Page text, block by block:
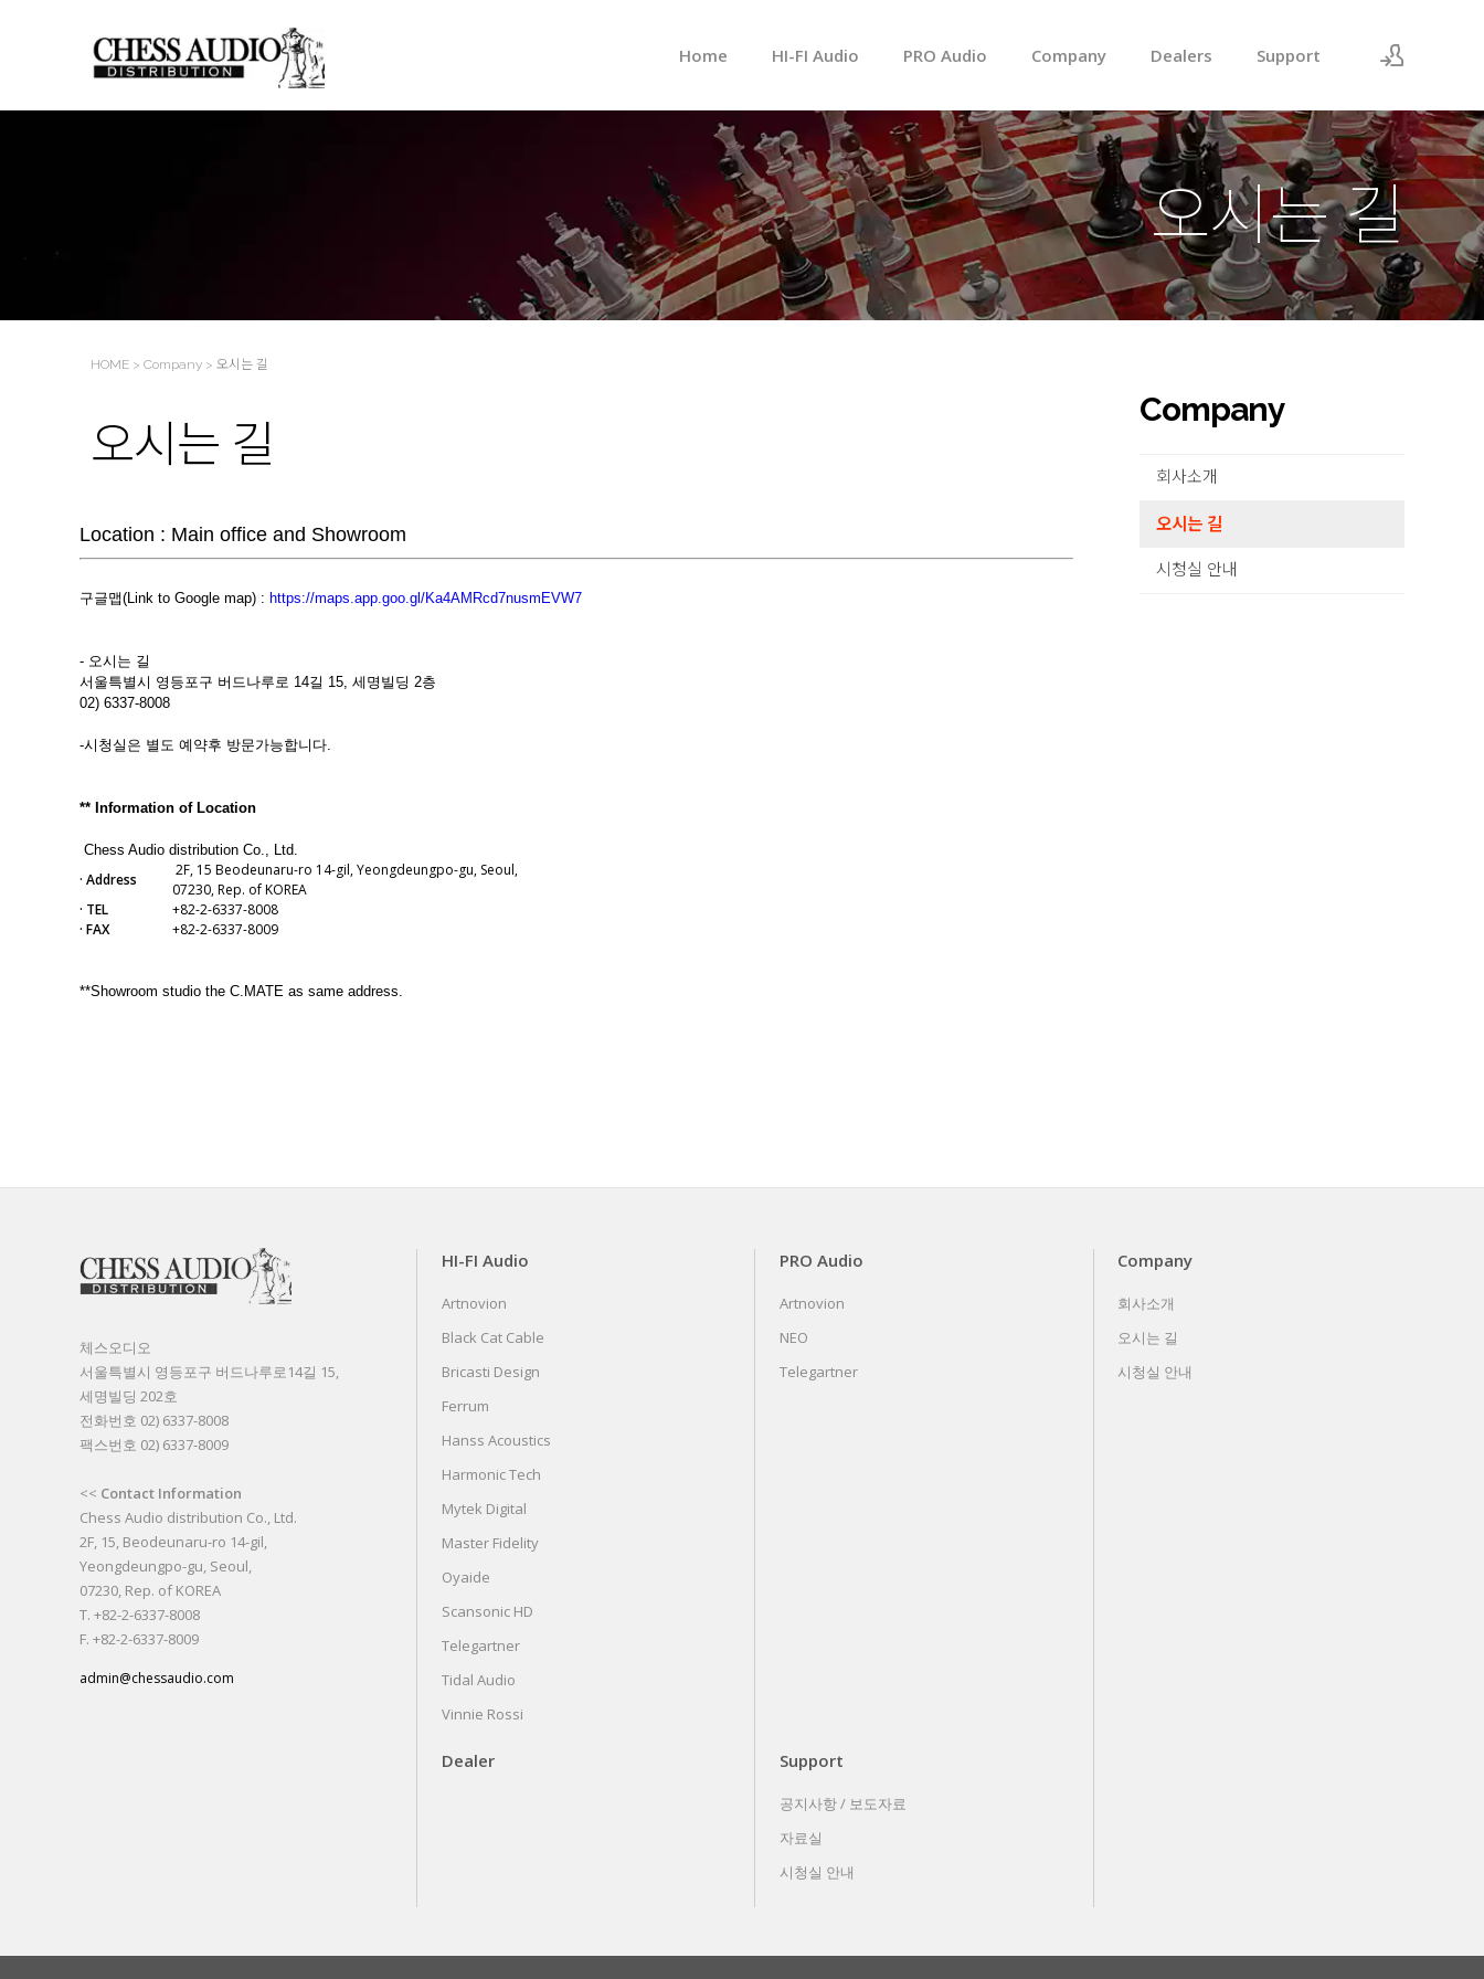
로그인
회원가입
Home HI-FI Audio PRO Audio Company Dealers Support
오시는 길
Company
회사소개
오시는 길
시청실 안내
HOME > Company > 오시는 길
오시는 길
Location : Main office and Showroom
구글맵(Link to Google map) : https://maps.app.goo.gl/Ka4AMRcd7nusmEVW7
- 오시는 길
서울특별시 영등포구 버드나루로 14길 15, 세명빌딩 2층
02) 6337-8008
-시청실은 별도 예약후 방문가능합니다.
** Information of Location
Chess Audio distribution Co., Ltd.
· Address
2F, 15 Beodeunaru-ro 14-gil, Yeongdeungpo-gu, Seoul,
07230, Rep. of KOREA
· TEL
+82-2-6337-8008
· FAX
+82-2-6337-8009
**Showroom studio the C.MATE as same address.
체스오디오
서울특별시 영등포구 버드나루로14길 15,
세명빌딩 202호
전화번호 02) 6337-8008
팩스번호 02) 6337-8009
<< Contact Information
Chess Audio distribution Co., Ltd.
2F, 15, Beodeunaru-ro 14-gil,
Yeongdeungpo-gu, Seoul,
07230, Rep. of KOREA
T. +82-2-6337-8008
F. +82-2-6337-8009
admin@chessaudio.com
HI-FI Audio
Artnovion
Black Cat Cable
Bricasti Design
Ferrum
Hanss Acoustics
Harmonic Tech
Mytek Digital
Master Fidelity
Oyaide
Scansonic HD
Telegartner
Tidal Audio
Vinnie Rossi
PRO Audio
Artnovion
NEO
Telegartner
Company
회사소개
오시는 길
시청실 안내
Dealer Support
공지사항 / 보도자료
자료실
시청실 안내